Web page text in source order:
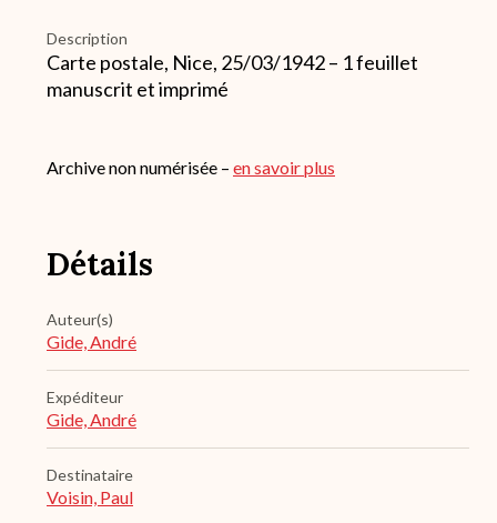
Description
Carte postale, Nice, 25/03/1942 – 1 feuillet
manuscrit et imprimé
Archive non numérisée – en savoir plus
Détails
Auteur(s)
Gide, André
Expéditeur
Gide, André
Destinataire
Voisin, Paul